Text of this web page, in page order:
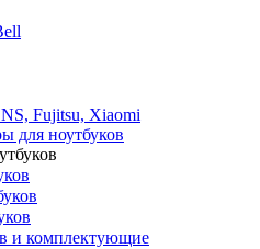
Fujitsu, Xiaomi
для ноутбуков
и комплектующие